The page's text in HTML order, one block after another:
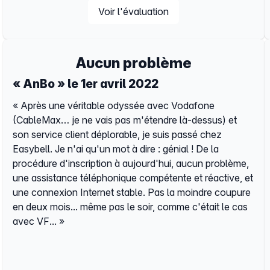
Voir l'évaluation
Aucun problème
« AnBo » le 1er avril 2022
« Après une véritable odyssée avec Vodafone
(CableMax… je ne vais pas m'étendre là-dessus) et
son service client déplorable, je suis passé chez
Easybell. Je n'ai qu'un mot à dire : génial ! De la
procédure d'inscription à aujourd'hui, aucun problème,
une assistance téléphonique compétente et réactive, et
une connexion Internet stable. Pas la moindre coupure
en deux mois... même pas le soir, comme c'était le cas
avec VF... »